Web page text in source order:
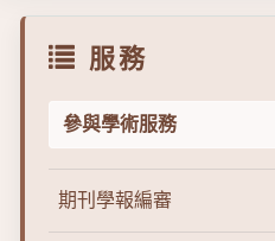
服務
參與學術服務
期刊學報編審